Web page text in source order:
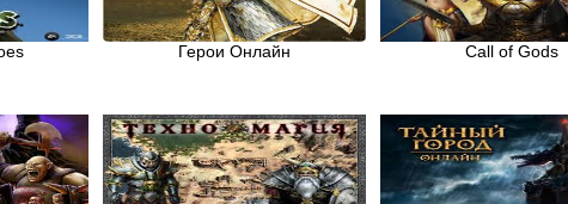
Герои Онлайн Call of Gods